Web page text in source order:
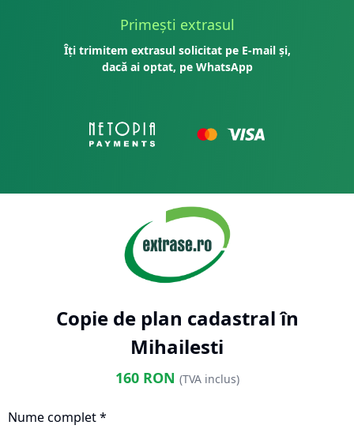
Primești extrasul
Îți trimitem extrasul solicitat pe E-mail și,
dacă ai optat, pe WhatsApp
Copie de plan cadastral în
Mihailesti
160RON (TVA inclus)
Nume complet *